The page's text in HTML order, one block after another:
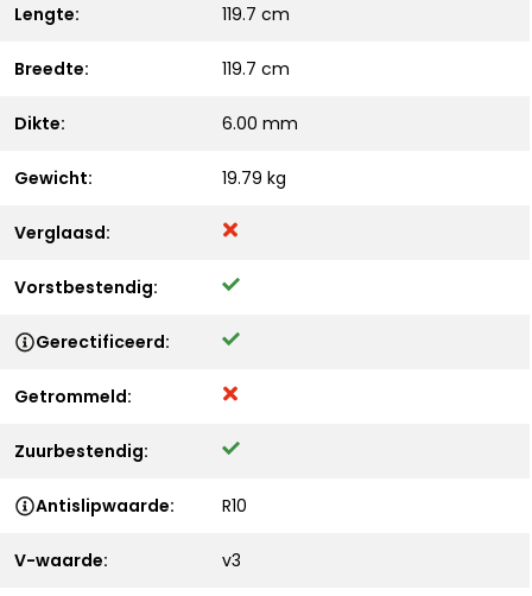
Lengte: 119.7 cm
Breedte: 119.7 cm
Dikte: 6.00 mm
Gewicht: 19.79 kg
Verglaasd:
Vorstbestendig:
Gerectificeerd:
Getrommeld:
Zuurbestendig:
Antislipwaarde: R10
V-waarde: v3